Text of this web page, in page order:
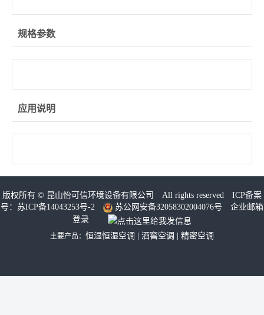
规格参数
应用说明
版权所有 © 昆山怡可信环境设备有限公司
All rights reserved ICP备案
号： 苏ICP备14043253号-2 苏公网安备32058302004076号
企业邮箱
登录
主要产品： 恒湿恒湿空调 酒窖空调 精密空调